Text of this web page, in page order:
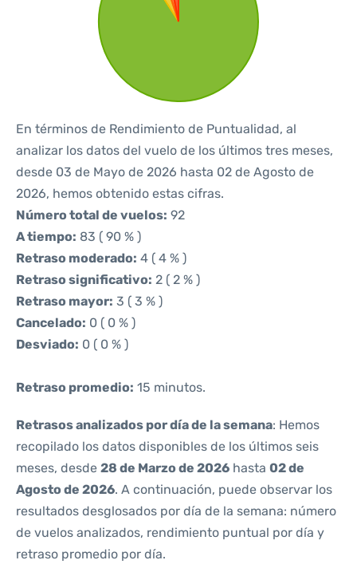
En términos de Rendimiento de Puntualidad, al
analizar los datos del vuelo de los últimos tres meses,
desde 03 de Mayo de 2026 hasta 02 de Agosto de
2026, hemos obtenido estas cifras.
Número total de vuelos: 92
A tiempo: 83 ( 90 % )
Retraso moderado: 4 ( 4 % )
Retraso significativo: 2 ( 2 % )
Retraso mayor: 3 ( 3 % )
Cancelado: 0 ( 0 % )
Desviado: 0 ( 0 % )
Retraso promedio: 15 minutos.
Retrasos analizados por día de la semana: Hemos
recopilado los datos disponibles de los últimos seis
meses, desde 28 de Marzo de 2026 hasta 02 de
Agosto de 2026. A continuación, puede observar los
resultados desglosados por día de la semana: número
de vuelos analizados, rendimiento puntual por día y
retraso promedio por día.